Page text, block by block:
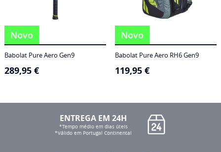
Novo
Babolat Pure Aero Gen9
289,95 €
Novo
Babolat Pure Aero RH6 Gen9
119,95 €
ENTREGA EM 24H
*Tempo médio em dias úteis
*Válido em Portugal Continental